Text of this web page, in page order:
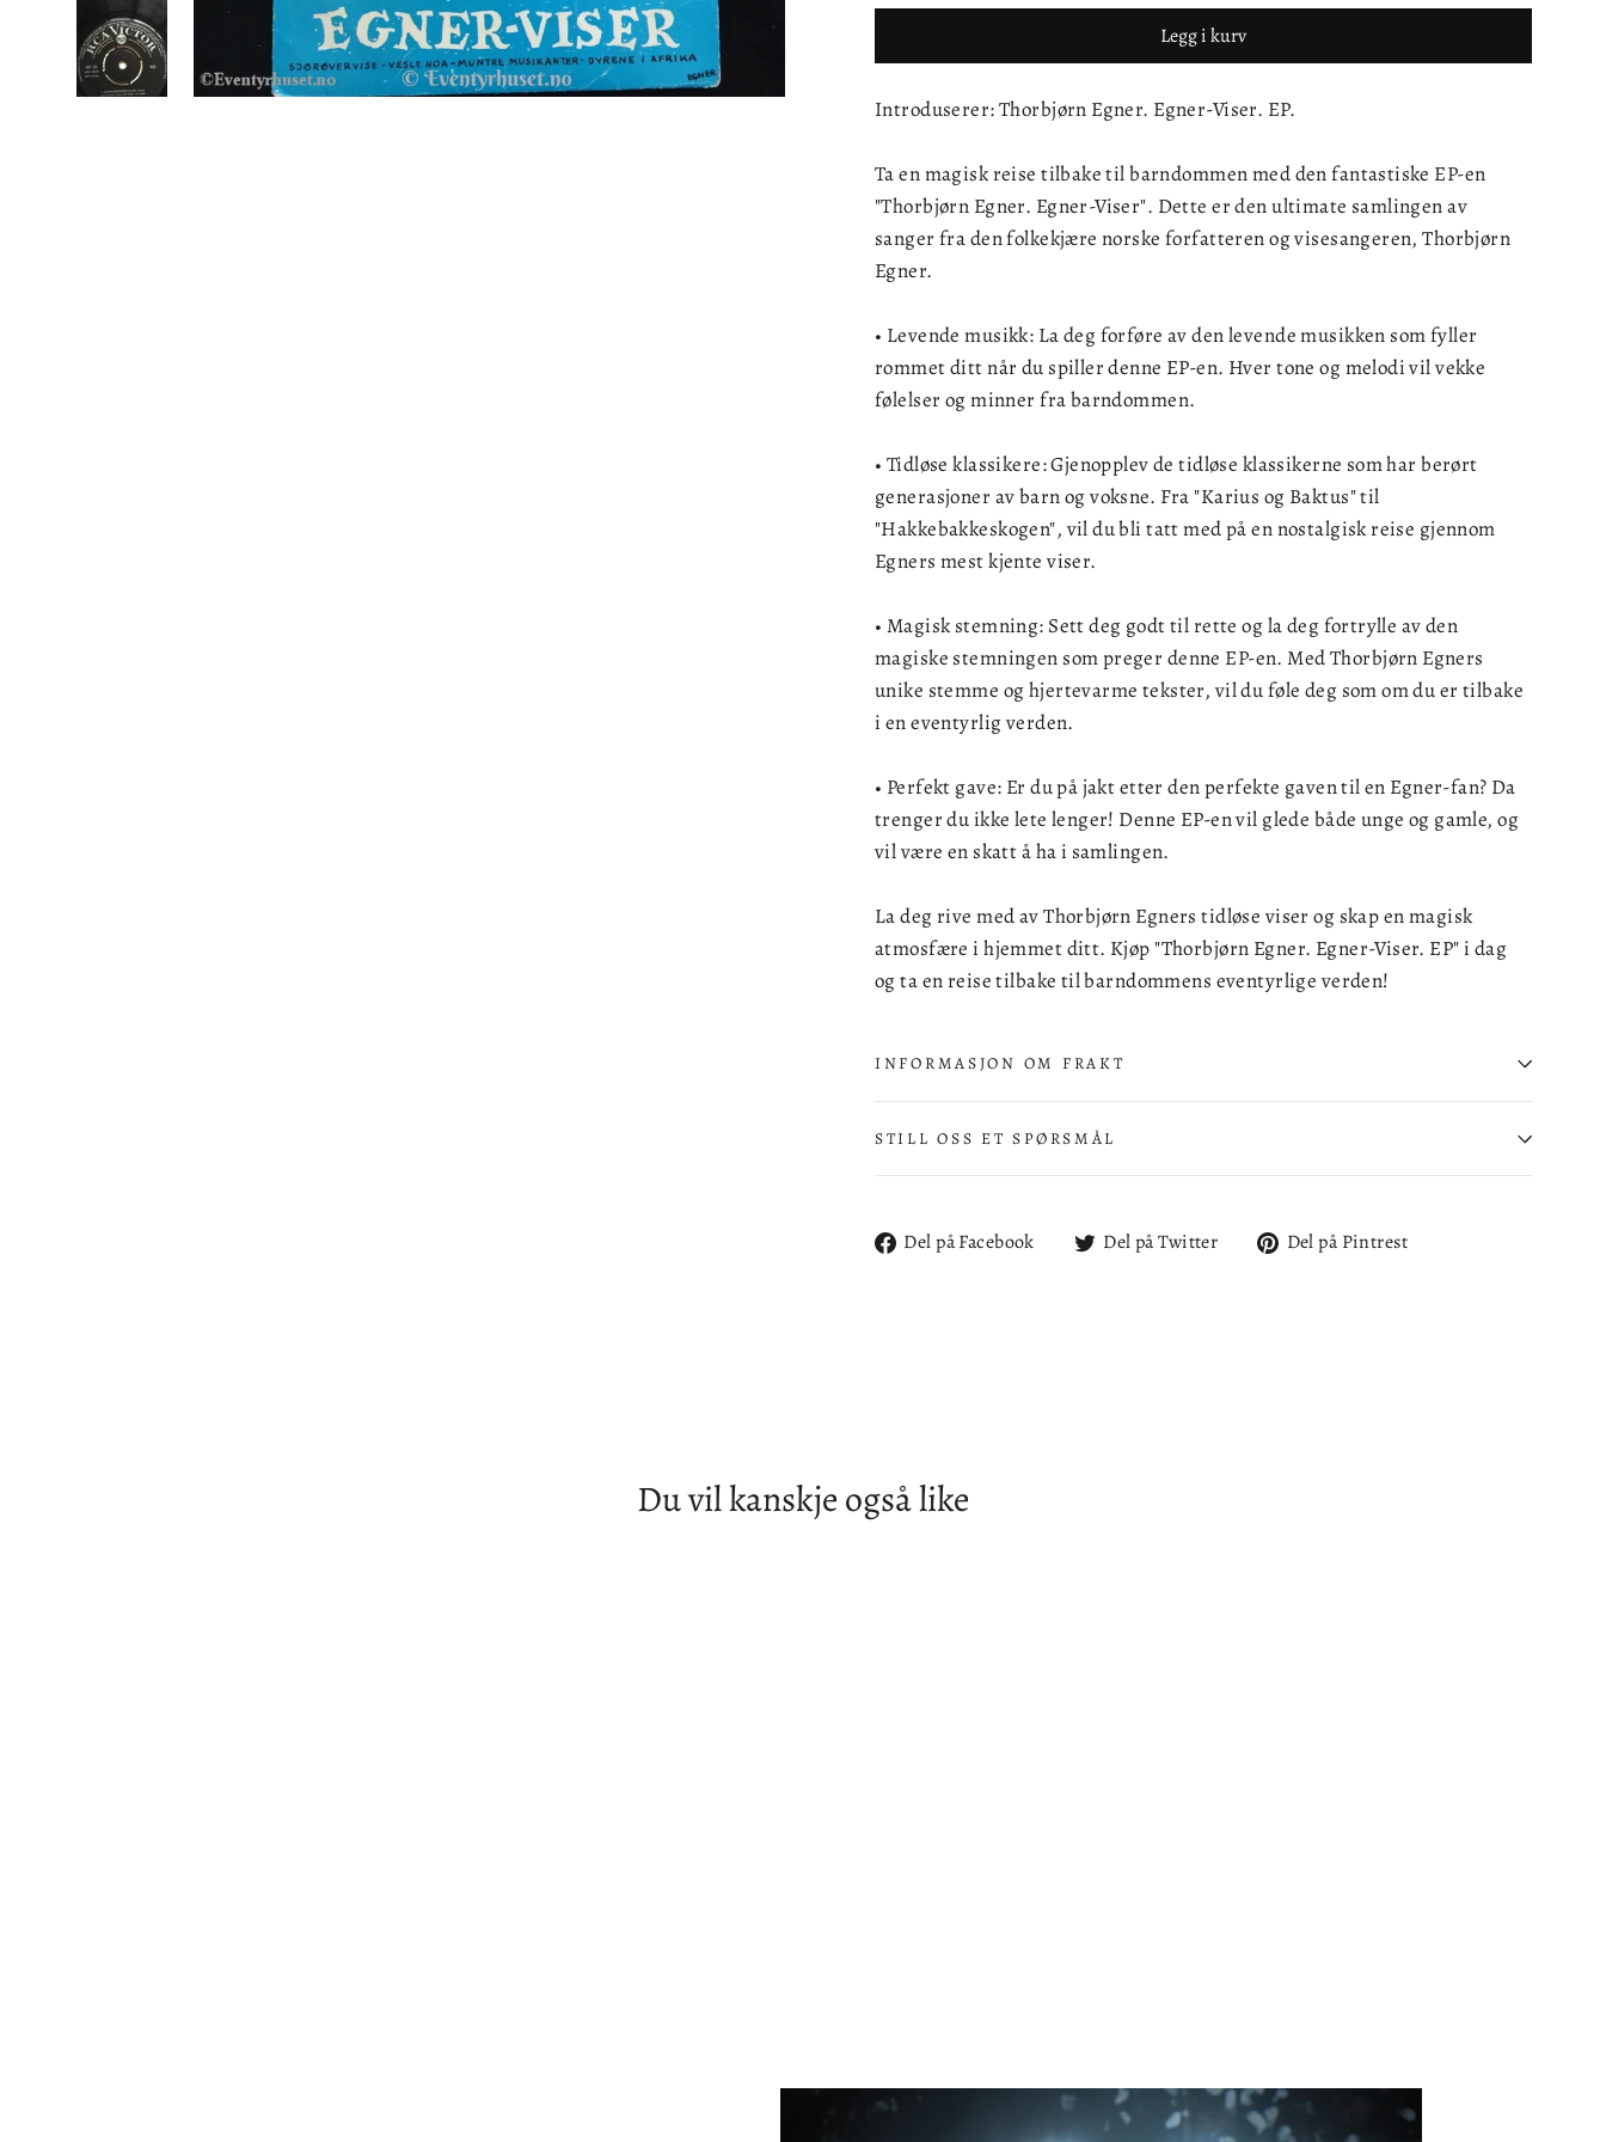
Legg i kurv
Introduserer: Thorbjørn Egner. Egner-Viser. EP.
Ta en magisk reise tilbake til barndommen med den fantastiske EP-en
"Thorbjørn Egner. Egner-Viser". Dette er den ultimate samlingen av
sanger fra den folkekjære norske forfatteren og visesangeren, Thorbjørn
Egner.
• Levende musikk: La deg forføre av den levende musikken som fyller
rommet ditt når du spiller denne EP-en. Hver tone og melodi vil vekke
følelser og minner fra barndommen.
• Tidløse klassikere: Gjenopplev de tidløse klassikerne som har berørt
generasjoner av barn og voksne. Fra "Karius og Baktus" til
"Hakkebakkeskogen", vil du bli tatt med på en nostalgisk reise gjennom
Egners mest kjente viser.
• Magisk stemning: Sett deg godt til rette og la deg fortrylle av den
magiske stemningen som preger denne EP-en. Med Thorbjørn Egners
unike stemme og hjertevarme tekster, vil du føle deg som om du er tilbake
i en eventyrlig verden.
• Perfekt gave: Er du på jakt etter den perfekte gaven til en Egner-fan? Da
trenger du ikke lete lenger! Denne EP-en vil glede både unge og gamle, og
vil være en skatt å ha i samlingen.
La deg rive med av Thorbjørn Egners tidløse viser og skap en magisk
atmosfære i hjemmet ditt. Kjøp "Thorbjørn Egner. Egner-Viser. EP" i dag
og ta en reise tilbake til barndommens eventyrlige verden!
INFORMASJON OM FRAKT
STILL OSS ET SPØRSMÅL
Del på Facebook
Del
Del på Twitter
Del
Del på Pintrest
Du vil kanskje også like